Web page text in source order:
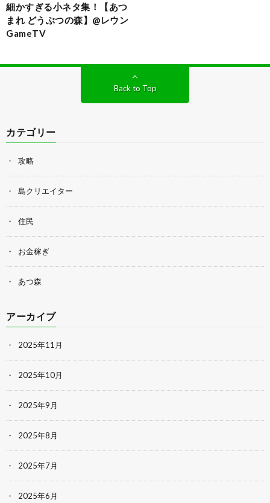
細かすぎる小ネタ集！【あつ
まれ どうぶつの森】@レウン
GameTV
Back to Top
カテゴリー
攻略
島クリエイター
住民
お金稼ぎ
あつ森
アーカイブ
2025年11月
2025年10月
2025年9月
2025年8月
2025年7月
2025年6月